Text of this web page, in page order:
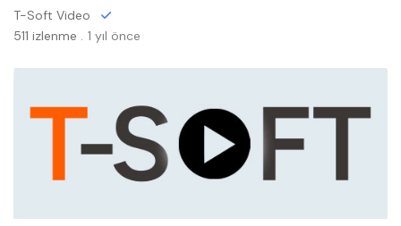
T-Soft Video
511 izlenme . 1 yıl önce